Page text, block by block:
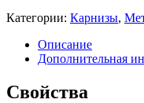
Категории: Карнизы,
Описание
Дополнительная
Свойства